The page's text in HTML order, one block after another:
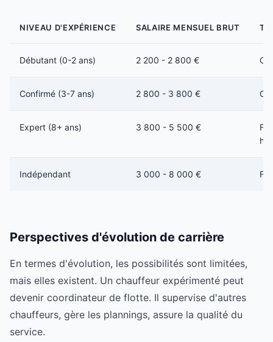
NIVEAU D'EXPÉRIENCE SALAIRE MENSUEL BRUT
Débutant (0-2 ans) 2 200 - 2 800 €
Confirmé (3-7 ans) 2 800 - 3 800 €
Expert (8+ ans) 3 800 - 5 500 €
Indépendant 3 000 - 8 000 €
Perspectives d'évolution de carrière
En termes d'évolution, les possibilités sont limitées,
mais elles existent. Un chauffeur expérimenté peut
devenir coordinateur de flotte. Il supervise d'autres
chauffeurs, gère les plannings, assure la qualité du
service.